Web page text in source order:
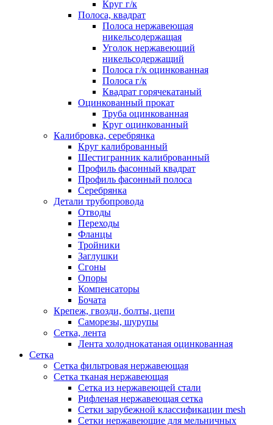
Круг г/к
Полоса, квадрат
Полоса нержавеющая
никельсодержащая
Уголок нержавеющий
никельсодержащий
Полоса г/к оцинкованная
Полоса г/к
Квадрат горячекатаный
Оцинкованный прокат
Труба оцинкованная
Круг оцинкованный
Калибровка, серебрянка
Круг калиброванный
Шестигранник калиброванный
Профиль фасонный квадрат
Профиль фасонный полоса
Серебрянка
Детали трубопровода
Отводы
Переходы
Фланцы
Тройники
Заглушки
Сгоны
Опоры
Компенсаторы
Бочата
Крепеж, гвозди, болты, цепи
Саморезы, шурупы
Сетка, лента
Лента холоднокатаная оцинкованная
Сетка
Сетка фильтровая нержавеющая
Сетка тканая нержавеющая
Сетка из нержавеющей стали
Рифленая нержавеющая сетка
Сетки зарубежной классификации mesh
Сетки нержавеющие для мельничных